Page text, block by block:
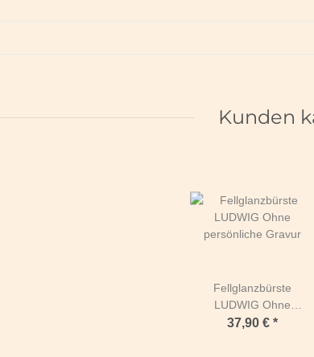
Kunden
Fellglanzbürste
LUDWIG Ohne
persönliche Gravur
37,90 €*